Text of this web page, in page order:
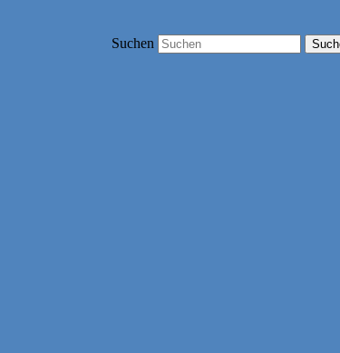
Suchen